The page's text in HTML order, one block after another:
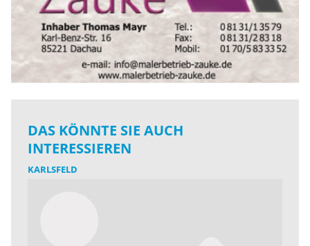
DAS KÖNNTE SIE AUCH
INTERESSIEREN
KARLSFELD